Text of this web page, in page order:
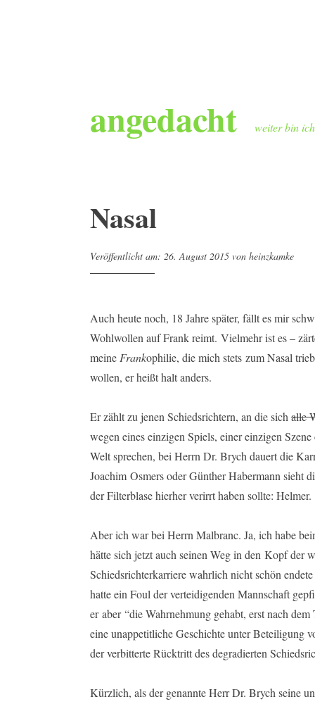
springen
angedacht weiter bin
Nasal
Veröffentlicht am: 26. August 2015 von heinzkamke
Auch heute noch, 18 Jahre später, fällt es mir
Wohlwollen auf Frank reimt. Vielmehr ist es –
meineFrankophilie, die mich stets zum Nasal
wollen, er heißt halt anders.
Er zählt zu jenen Schiedsrichtern, an die sichalle
wegen eines einzigen Spiels, einer einzigen
Welt sprechen, bei Herrn Dr. Brych dauert die
Joachim Osmers oder Günther Habermann sieht
der Filterblase hierher verirrt haben sollte:
Aber ich war bei Herrn Malbranc. Ja, ich habe
hätte sich jetzt auch seinen Weg in den Kopf der
Schiedsrichterkarriere wahrlich nicht schön
hatte ein Foul der verteidigenden Mannschaft
er aber “die Wahrnehmung gehabt, erst nach
eine unappetitliche Geschichte unter Beteiligung
der verbitterte Rücktritt des degradierten
Kürzlich, als der genannte Herr Dr. Brych seine